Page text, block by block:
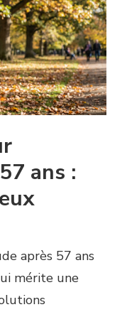
ans :
après 57 ans
mérite une